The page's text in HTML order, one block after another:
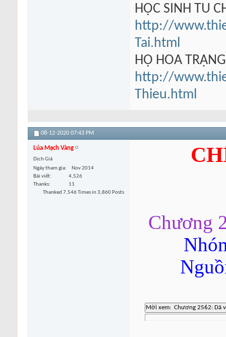
HỌC SINH TU
http://
Tai.html
HỘ HOA
http://
Thieu.html
08-12-2020 07:43 PM
Lúa Mạch Vàng
Dịch Giả
Ngày tham gia
Nov 2014
Bài viết
4,526
Thanks
11
Thanked 7,546 Times in 3,860 Posts
Chương